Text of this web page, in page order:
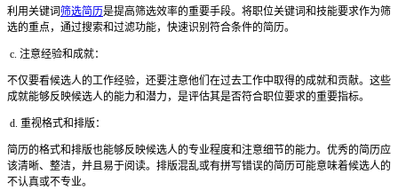
利用关键词筛选简历是提高筛选效率的重要手段。将职位关键词和技能要求作为筛
选的重点，通过搜索和过滤功能，快速识别符合条件的简历。
c. 注意经验和成就：
不仅要看候选人的工作经验，还要注意他们在过去工作中取得的成就和贡献。这些
成就能够反映候选人的能力和潜力，是评估其是否符合职位要求的重要指标。
d. 重视格式和排版：
简历的格式和排版也能够反映候选人的专业程度和注意细节的能力。优秀的简历应
该清晰、整洁，并且易于阅读。排版混乱或有拼写错误的简历可能意味着候选人的
不认真或不专业。